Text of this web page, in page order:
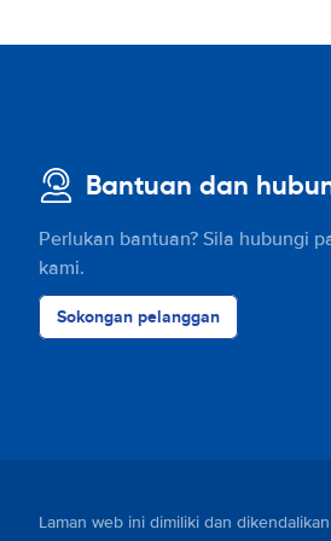
Bantuan dan
Perlukan bantuan? Sila hubungi
kami.
Sokongan pelanggan
Laman web ini dimiliki dan